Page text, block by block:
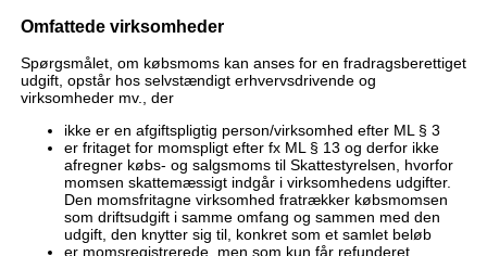
Omfattede virksomheder
Spørgsmålet, om købsmoms kan anses for en fradragsberettiget
udgift, opstår hos selvstændigt erhvervsdrivende og
virksomheder mv., der
ikke er en afgiftspligtig person/virksomhed efter ML § 3
er fritaget for momspligt efter fx ML § 13 og derfor ikke
afregner købs- og salgsmoms til Skattestyrelsen, hvorfor
momsen skattemæssigt indgår i virksomhedens udgifter.
Den momsfritagne virksomhed fratrækker købsmomsen
som driftsudgift i samme omfang og sammen med den
udgift, den knytter sig til, konkret som et samlet beløb
er momsregistrerede, men som kun får refunderet